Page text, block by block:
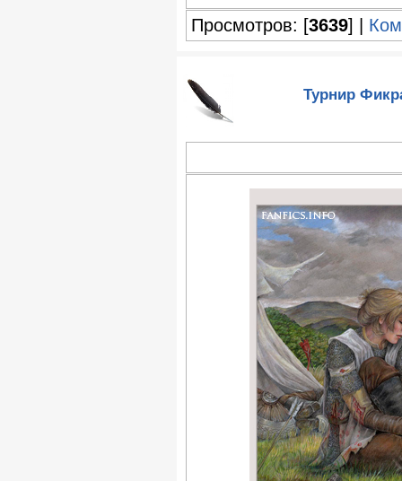
Просмотров: [3639] |
Турнир